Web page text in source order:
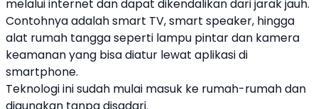
melalui internet dan dapat dikendalikan dari jarak jauh.
Contohnya adalah smart TV, smart speaker, hingga
alat rumah tangga seperti lampu pintar dan kamera
keamanan yang bisa diatur lewat aplikasi di
smartphone.
Teknologi ini sudah mulai masuk ke rumah-rumah dan